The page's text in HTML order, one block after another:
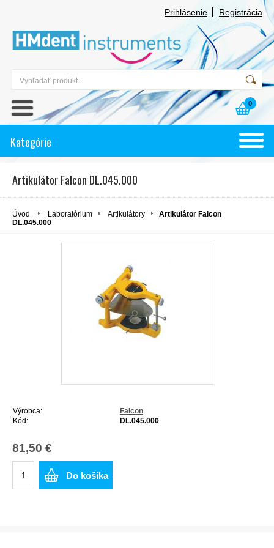
Prihlásenie Registrácia
0
Kategórie
Artikulátor Falcon DL.045.000
Úvod Laboratórium Artikulátory
Artikulátor Falcon
DL.045.000
Výrobca:
Falcon
Kód:
DL.045.000
81,50 €
Do košíka